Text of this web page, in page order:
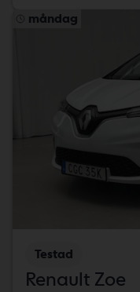
måndag
Testad
Renault Zoe